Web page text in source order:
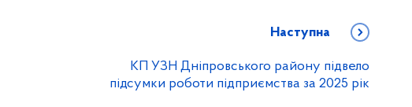
Наступна
КП УЗН Дніпровського району підвело
підсумки роботи підприємства за 2025 рік